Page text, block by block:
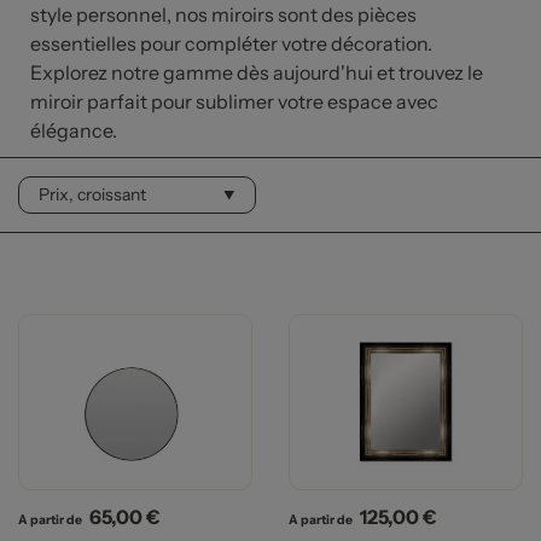
style personnel, nos miroirs sont des pièces
essentielles pour compléter votre décoration.
Explorez notre gamme dès aujourd'hui et trouvez le
miroir parfait pour sublimer votre espace avec
élégance.
A partir de Prix
65,00 € A partir de Prix
125,00 €